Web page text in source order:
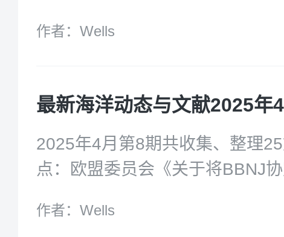
题》；重点涉海论文：迈向海上
全战略；经合组织《造船业在海
析》报告；美国海军陆战队《人
球海事论坛《迈向零排放联盟行
脱碳的行动》。
作者：Wells
最新海洋动态与文献2025年
2025年4月第8期共收集、整理
点：欧盟委员会《关于将BBNJ
政令》；ISEAS《东南亚态势
作者：Wells